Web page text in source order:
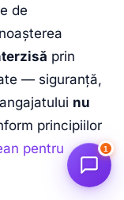
de
prin
— siguranță,
nu
principiilor
pentru
1